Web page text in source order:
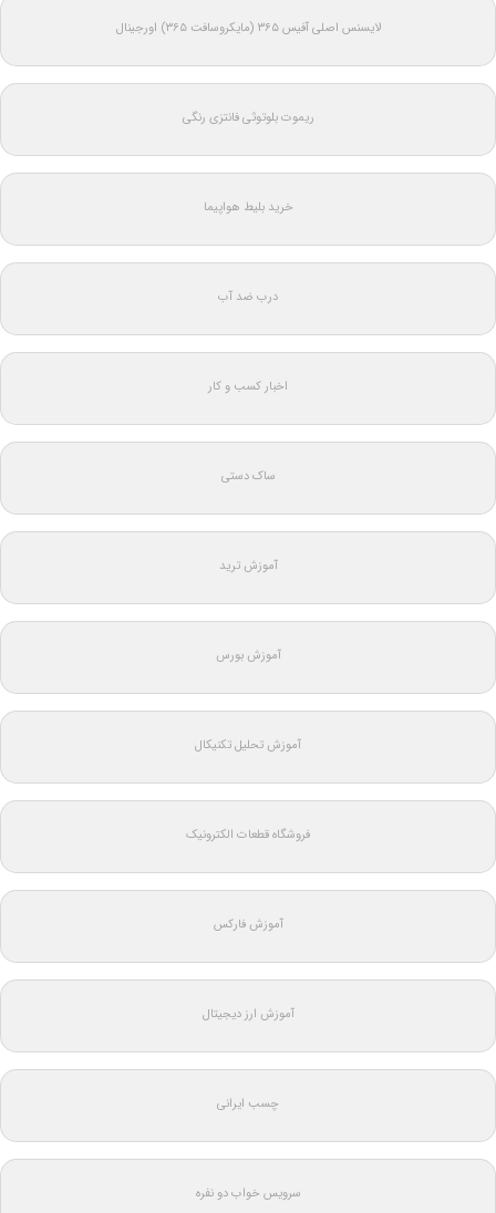
لایسنس اصلی آفیس ۳۶۵ (مایکروسافت ۳۶۵) اورجینال
ریموت بلوتوثی فانتزی رنگی
خرید بلیط هواپیما
درب ضد آب
اخبار کسب و کار
ساک دستی
آموزش ترید
آموزش بورس
آموزش تحلیل تکنیکال
فروشگاه قطعات الکترونیک
آموزش فارکس
آموزش ارز دیجیتال
چسب ایرانی
سرویس خواب دو نفره